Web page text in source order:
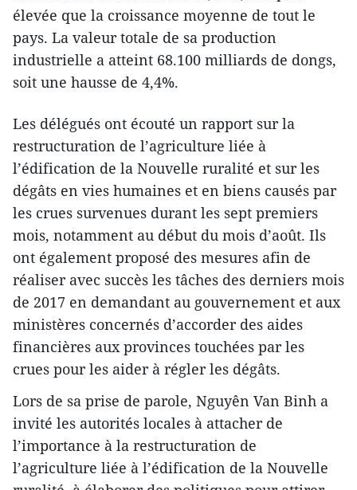
élevée que la croissance moyenne de tout le
pays. La valeur totale de sa production
industrielle a atteint 68.100 milliards de dongs,
soit une hausse de 4,4%.
Les délégués ont écouté un rapport sur la
restructuration de l’agriculture liée à
l’édification de la Nouvelle ruralité et sur les
dégâts en vies humaines et en biens causés par
les crues survenues durant les sept premiers
mois, notamment au début du mois d’août. Ils
ont également proposé des mesures afin de
réaliser avec succès les tâches des derniers mois
de 2017 en demandant au gouvernement et aux
ministères concernés d’accorder des aides
financières aux provinces touchées par les
crues pour les aider à régler les dégâts.
Lors de sa prise de parole, Nguyên Van Binh a
invité les autorités locales à attacher de
l’importance à la restructuration de
l’agriculture liée à l’édification de la Nouvelle